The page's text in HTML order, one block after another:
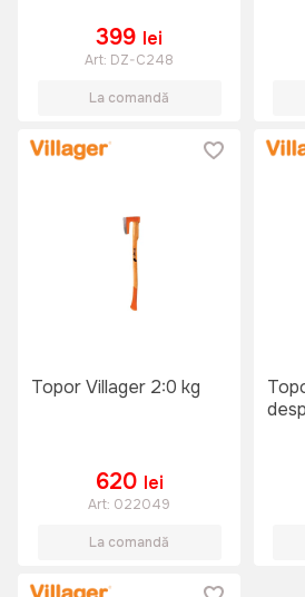
399 lei
Art: DZ-C248
La comandă
Topor Villager 2:0 kg
620 lei
Art: 022049
La comandă